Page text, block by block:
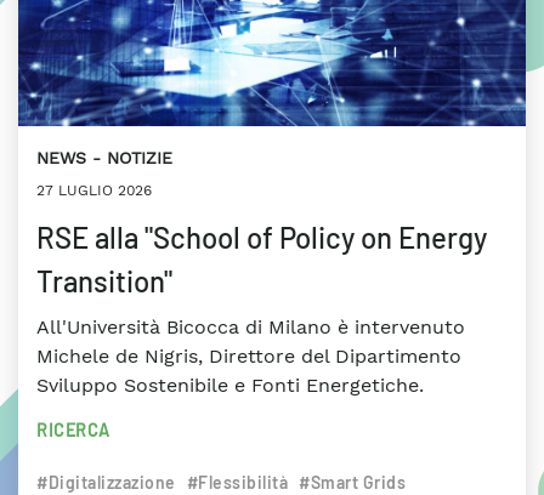
NEWS NOTIZIE
27 LUGLIO 2026
RSE alla "School of Policy on Energy
Transition"
All'Università Bicocca di Milano è intervenuto
Michele de Nigris, Direttore del Dipartimento
Sviluppo Sostenibile e Fonti Energetiche.
RICERCA
#Digitalizzazione #Flessibilità #Smart Grids